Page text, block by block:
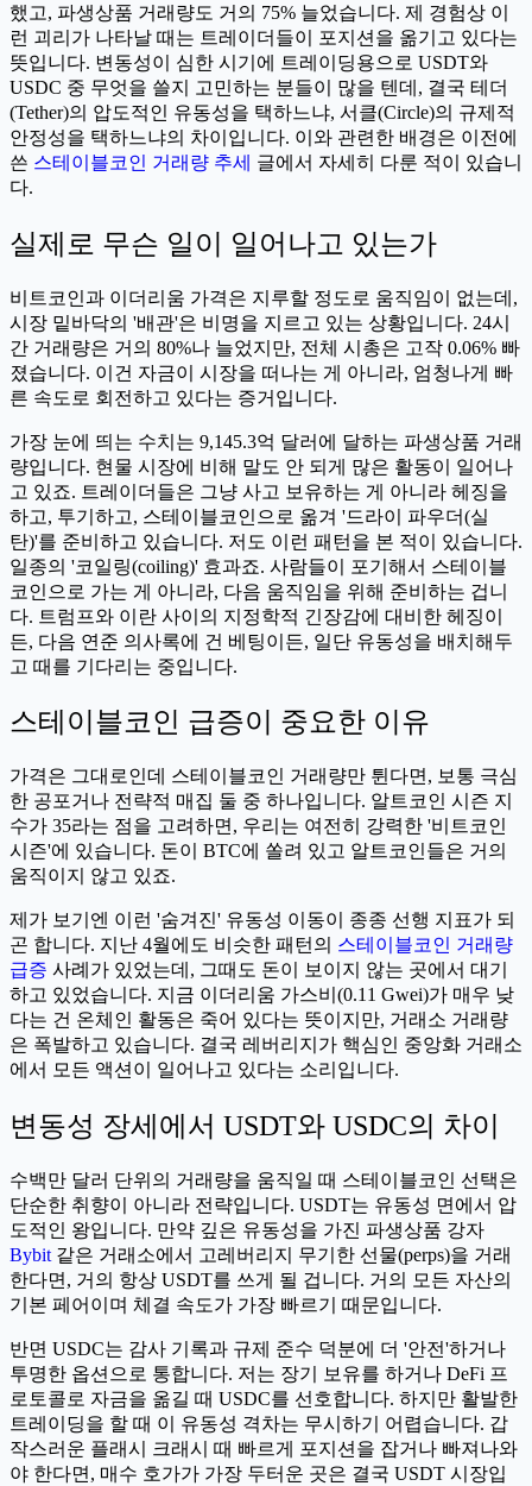
했고, 파생상품 거래량도 거의 75% 늘었습니다. 제 경험상 이
런 괴리가 나타날 때는 트레이더들이 포지션을 옮기고 있다는
뜻입니다. 변동성이 심한 시기에 트레이딩용으로 USDT와
USDC 중 무엇을 쓸지 고민하는 분들이 많을 텐데, 결국 테더
(Tether)의 압도적인 유동성을 택하느냐, 서클(Circle)의 규제적
안정성을 택하느냐의 차이입니다. 이와 관련한 배경은 이전에
쓴 스테이블코인 거래량 추세 글에서 자세히 다룬 적이 있습니
다.
실제로 무슨 일이 일어나고 있는가
비트코인과 이더리움 가격은 지루할 정도로 움직임이 없는데,
시장 밑바닥의 '배관'은 비명을 지르고 있는 상황입니다. 24시
간 거래량은 거의 80%나 늘었지만, 전체 시총은 고작 0.06% 빠
졌습니다. 이건 자금이 시장을 떠나는 게 아니라, 엄청나게 빠
른 속도로 회전하고 있다는 증거입니다.
가장 눈에 띄는 수치는 9,145.3억 달러에 달하는 파생상품 거래
량입니다. 현물 시장에 비해 말도 안 되게 많은 활동이 일어나
고 있죠. 트레이더들은 그냥 사고 보유하는 게 아니라 헤징을
하고, 투기하고, 스테이블코인으로 옮겨 '드라이 파우더(실
탄)'를 준비하고 있습니다. 저도 이런 패턴을 본 적이 있습니다.
일종의 '코일링(coiling)' 효과죠. 사람들이 포기해서 스테이블
코인으로 가는 게 아니라, 다음 움직임을 위해 준비하는 겁니
다. 트럼프와 이란 사이의 지정학적 긴장감에 대비한 헤징이
든, 다음 연준 의사록에 건 베팅이든, 일단 유동성을 배치해두
고 때를 기다리는 중입니다.
스테이블코인 급증이 중요한 이유
가격은 그대로인데 스테이블코인 거래량만 튄다면, 보통 극심
한 공포거나 전략적 매집 둘 중 하나입니다. 알트코인 시즌 지
수가 35라는 점을 고려하면, 우리는 여전히 강력한 '비트코인
시즌'에 있습니다. 돈이 BTC에 쏠려 있고 알트코인들은 거의
움직이지 않고 있죠.
제가 보기엔 이런 '숨겨진' 유동성 이동이 종종 선행 지표가 되
곤 합니다. 지난 4월에도 비슷한 패턴의 스테이블코인 거래량
급증 사례가 있었는데, 그때도 돈이 보이지 않는 곳에서 대기
하고 있었습니다. 지금 이더리움 가스비(0.11 Gwei)가 매우 낮
다는 건 온체인 활동은 죽어 있다는 뜻이지만, 거래소 거래량
은 폭발하고 있습니다. 결국 레버리지가 핵심인 중앙화 거래소
에서 모든 액션이 일어나고 있다는 소리입니다.
변동성 장세에서 USDT와 USDC의 차이
수백만 달러 단위의 거래량을 움직일 때 스테이블코인 선택은
단순한 취향이 아니라 전략입니다. USDT는 유동성 면에서 압
도적인 왕입니다. 만약 깊은 유동성을 가진 파생상품 강자
Bybit 같은 거래소에서 고레버리지 무기한 선물(perps)을 거래
한다면, 거의 항상 USDT를 쓰게 될 겁니다. 거의 모든 자산의
기본 페어이며 체결 속도가 가장 빠르기 때문입니다.
반면 USDC는 감사 기록과 규제 준수 덕분에 더 '안전'하거나
투명한 옵션으로 통합니다. 저는 장기 보유를 하거나 DeFi 프
로토콜로 자금을 옮길 때 USDC를 선호합니다. 하지만 활발한
트레이딩을 할 때 이 유동성 격차는 무시하기 어렵습니다. 갑
작스러운 플래시 크래시 때 빠르게 포지션을 잡거나 빠져나와
야 한다면, 매수 호가가 가장 두터운 곳은 결국 USDT 시장입